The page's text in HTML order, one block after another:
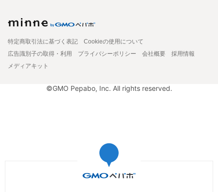
特定商取引法に基づく表記
Cookieの使用について
広告識別子の取得・利用
プライバシーポリシー 会社概要
採用情報
メディアキット
©GMO Pepabo, Inc. All rights reserved.